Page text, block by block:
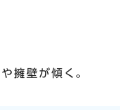
擁壁が傾く。